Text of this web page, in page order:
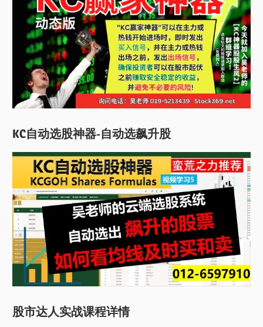
KC自动选股神器-自动选飙升股
股市达人实战课程详情